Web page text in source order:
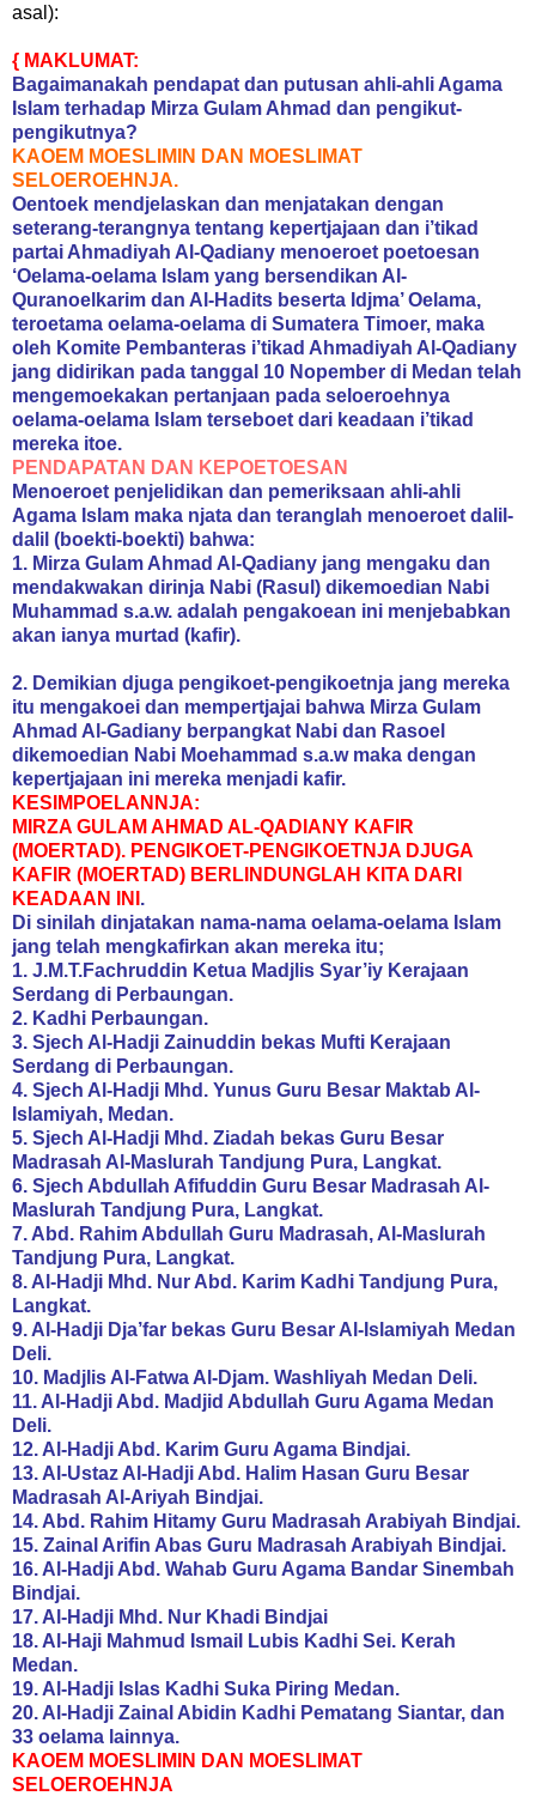
asal):
{ MAKLUMAT:
Bagaimanakah pendapat dan putusan ahli-ahli Agama
Islam terhadap Mirza Gulam Ahmad dan pengikut-
pengikutnya?
KAOEM MOESLIMIN DAN MOESLIMAT
SELOEROEHNJA.
Oentoek mendjelaskan dan menjatakan dengan
seterang-terangnya tentang kepertjajaan dan i’tikad
partai Ahmadiyah Al-Qadiany menoeroet poetoesan
‘Oelama-oelama Islam yang bersendikan Al-
Quranoelkarim dan Al-Hadits beserta Idjma’ Oelama,
teroetama oelama-oelama di Sumatera Timoer, maka
oleh Komite Pembanteras i’tikad Ahmadiyah Al-Qadiany
jang didirikan pada tanggal 10 Nopember di Medan telah
mengemoekakan pertanjaan pada seloeroehnya
oelama-oelama Islam terseboet dari keadaan i’tikad
mereka itoe.
PENDAPATAN DAN KEPOETOESAN
Menoeroet penjelidikan dan pemeriksaan ahli-ahli
Agama Islam maka njata dan teranglah menoeroet dalil-
dalil (boekti-boekti) bahwa:
1. Mirza Gulam Ahmad Al-Qadiany jang mengaku dan
mendakwakan dirinja Nabi (Rasul) dikemoedian Nabi
Muhammad s.a.w. adalah pengakoean ini menjebabkan
akan ianya murtad (kafir).
2. Demikian djuga pengikoet-pengikoetnja jang mereka
itu mengakoei dan mempertjajai bahwa Mirza Gulam
Ahmad Al-Gadiany berpangkat Nabi dan Rasoel
dikemoedian Nabi Moehammad s.a.w maka dengan
kepertjajaan ini mereka menjadi kafir.
KESIMPOELANNJA:
MIRZA GULAM AHMAD AL-QADIANY KAFIR
(MOERTAD). PENGIKOET-PENGIKOETNJA DJUGA
KAFIR (MOERTAD) BERLINDUNGLAH KITA DARI
KEADAAN INI .
Di sinilah dinjatakan nama-nama oelama-oelama Islam
jang telah mengkafirkan akan mereka itu;
1. J.M.T.Fachruddin Ketua Madjlis Syar’iy Kerajaan
Serdang di Perbaungan.
2. Kadhi Perbaungan.
3. Sjech Al-Hadji Zainuddin bekas Mufti Kerajaan
Serdang di Perbaungan.
4. Sjech Al-Hadji Mhd. Yunus Guru Besar Maktab Al-
Islamiyah, Medan.
5. Sjech Al-Hadji Mhd. Ziadah bekas Guru Besar
Madrasah Al-Maslurah Tandjung Pura, Langkat.
6. Sjech Abdullah Afifuddin Guru Besar Madrasah Al-
Maslurah Tandjung Pura, Langkat.
7. Abd. Rahim Abdullah Guru Madrasah, Al-Maslurah
Tandjung Pura, Langkat.
8. Al-Hadji Mhd. Nur Abd. Karim Kadhi Tandjung Pura,
Langkat.
9. Al-Hadji Dja’far bekas Guru Besar Al-Islamiyah Medan
Deli.
10. Madjlis Al-Fatwa Al-Djam. Washliyah Medan Deli.
11. Al-Hadji Abd. Madjid Abdullah Guru Agama Medan
Deli.
12. Al-Hadji Abd. Karim Guru Agama Bindjai.
13. Al-Ustaz Al-Hadji Abd. Halim Hasan Guru Besar
Madrasah Al-Ariyah Bindjai.
14. Abd. Rahim Hitamy Guru Madrasah Arabiyah Bindjai.
15. Zainal Arifin Abas Guru Madrasah Arabiyah Bindjai.
16. Al-Hadji Abd. Wahab Guru Agama Bandar Sinembah
Bindjai.
17. Al-Hadji Mhd. Nur Khadi Bindjai
18. Al-Haji Mahmud Ismail Lubis Kadhi Sei. Kerah
Medan.
19. Al-Hadji Islas Kadhi Suka Piring Medan.
20. Al-Hadji Zainal Abidin Kadhi Pematang Siantar, dan
33 oelama lainnya.
KAOEM MOESLIMIN DAN MOESLIMAT
SELOEROEHNJA